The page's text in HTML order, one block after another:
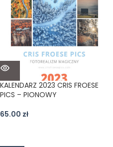
KALENDARZ 2023 CRIS FROESE
PICS – PIONOWY
65.00 zł